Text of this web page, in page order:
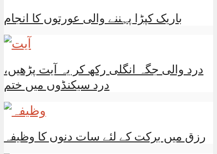
باریک کپڑا پہننے والی عورتوں کا انجام
درد والی جگہ انگلی رکھ کر یہ آیت پڑھیں،
درد سیکنڈوں میں ختم
رزق میں برکت کے لئے سات دنوں کا وظیفہ